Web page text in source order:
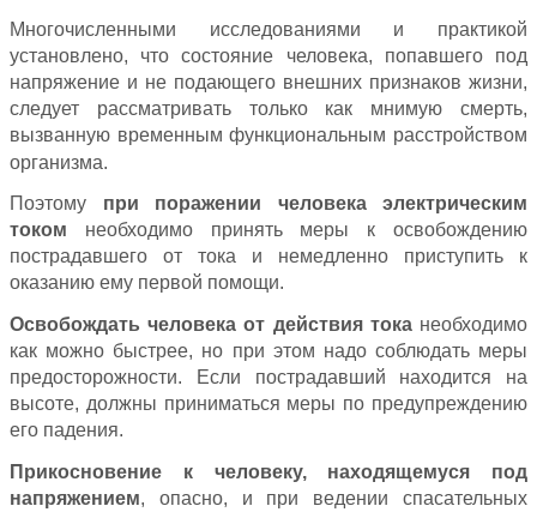
Многочисленными исследованиями и практикой
установлено, что состояние человека, попавшего под
напряжение и не подающего внешних признаков жизни,
следует рассматривать только как мнимую смерть,
вызванную временным функциональным расстройством
организма.
Поэтому при поражении человека электрическим
током необходимо принять меры к освобождению
пострадавшего от тока и немедленно приступить к
оказанию ему первой помощи.
Освобождать человека от действия токанеобходимо
как можно быстрее, но при этом надо соблюдать меры
предосторожности. Если пострадавший находится на
высоте, должны приниматься меры по предупреждению
его падения.
Прикосновение к человеку, находящемуся под
напряжением, опасно, и при ведении спасательных